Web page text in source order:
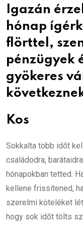
Igazán
hónap
flörttel,
pénzügyek
gyökeres
Kos
Sokkalta több időt
családodra,
hónapokban tetted.
kellene frissítened,
szerelmi köteléket
hogy sok időt tölts